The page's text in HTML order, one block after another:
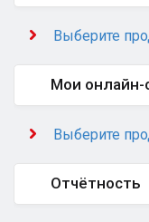
Выберите
Мои
Выберите
Отчётность